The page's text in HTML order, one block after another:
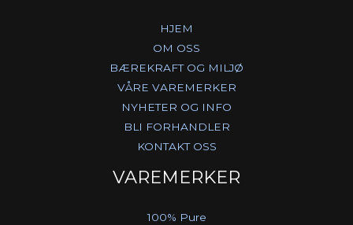
HJEM
OM OSS
BÆREKRAFT OG MILJØ
VÅRE VAREMERKER
NYHETER OG INFO
BLI FORHANDLER
KONTAKT OSS
VAREMERKER
100% Pure